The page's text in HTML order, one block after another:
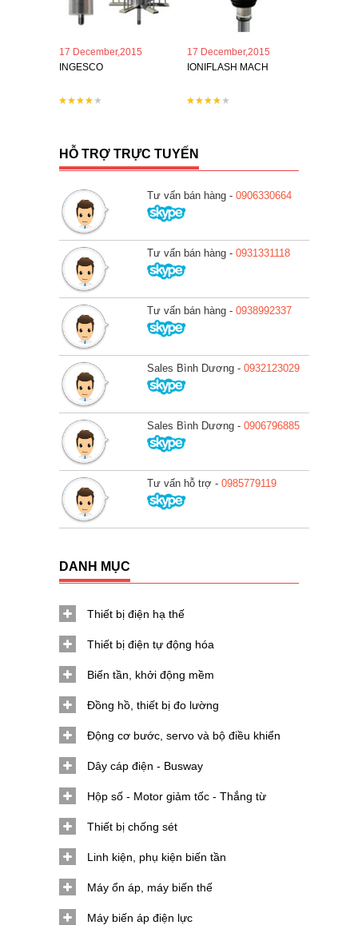
17 December,2015
INGESCO
17 December,2015
IONIFLASH MACH
HỖ TRỢ TRỰC TUYẾN
Tư vấn bán hàng - 0906330664
Tư vấn bán hàng - 0931331118
Tư vấn bán hàng - 0938992337
Sales Bình Dương - 0932123029
Sales Bình Dương - 0906796885
Tư vấn hỗ trợ - 0985779119
DANH MỤC
Thiết bị điện hạ thế
Thiết bị điện tự động hóa
Biến tần, khởi động mềm
Đồng hồ, thiết bị đo lường
Động cơ bước, servo và bộ điều khiển
Dây cáp điện - Busway
Hộp số - Motor giảm tốc - Thắng từ
Thiết bị chống sét
Linh kiện, phụ kiện biến tần
Máy ổn áp, máy biến thế
Máy biến áp điện lực